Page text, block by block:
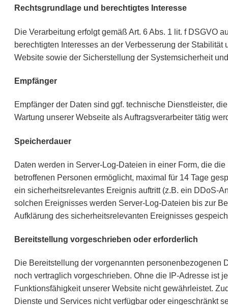
Rechtsgrundlage und berechtigtes Interesse
Die Verarbeitung erfolgt gemäß Art. 6 Abs. 1 lit. f DSGVO
berechtigten Interesses an der Verbesserung der Stabilität
Website sowie der Sicherstellung der Systemsicherheit
Empfänger
Empfänger der Daten sind ggf. technische Dienstleister,
Wartung unserer Webseite als Auftragsverarbeiter tätig
Speicherdauer
Daten werden in Server-Log-Dateien in einer Form, die
betroffenen Personen ermöglicht, maximal für 14 Tage
ein sicherheitsrelevantes Ereignis auftritt (z.B. ein DDoS-
solchen Ereignisses werden Server-Log-Dateien bis zur
Aufklärung des sicherheitsrelevanten Ereignisses
Bereitstellung vorgeschrieben oder erforderlich
Die Bereitstellung der vorgenannten personenbezogenen
noch vertraglich vorgeschrieben. Ohne die IP-Adresse ist
Funktionsfähigkeit unserer Website nicht gewährleistet.
Dienste und Services nicht verfügbar oder eingeschränkt